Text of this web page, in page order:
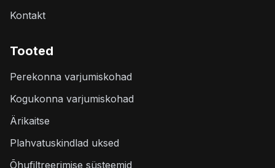
Kontakt
Tooted
Perekonna varjumiskohad
Kogukonna varjumiskohad
Ärikaitse
Plahvatuskindlad uksed
Õhufiltreerimise süsteemid